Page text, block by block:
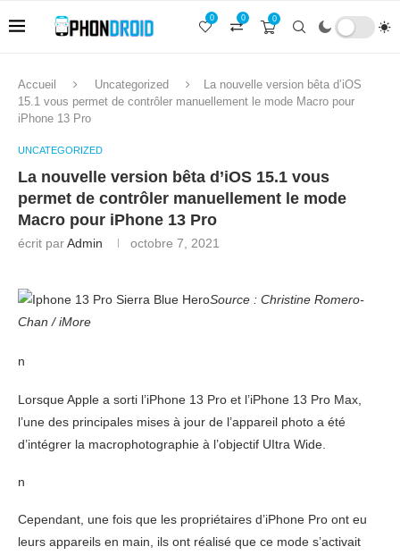
0
0
0
Accueil Uncategorized
La nouvelle version bêta d’iOS
15.1 vous permet de contrôler manuellement le mode Macro pour
iPhone 13 Pro
UNCATEGORIZED
La nouvelle version bêta d’iOS 15.1 vous
permet de contrôler manuellement le mode
Macro pour iPhone 13 Pro
écrit parAdmin octobre 7, 2021
Source : Christine Romero-
Chan / iMore
n
Lorsque Apple a sorti l’iPhone 13 Pro et l’iPhone 13 Pro Max,
l’une des principales mises à jour de l’appareil photo a été
d’intégrer la macrophotographie à l’objectif UItra Wide.
n
Cependant, une fois que les propriétaires d’iPhone Pro ont eu
leurs appareils en main, ils ont réalisé que ce mode s’activait